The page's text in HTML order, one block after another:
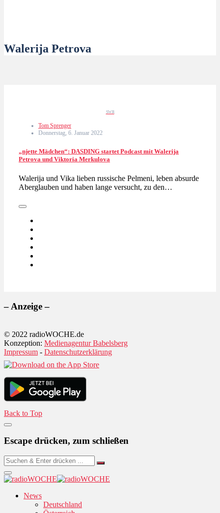
Walerija Petrova
SWR
Tom Sprenger
Donnerstag, 6. Januar 2022
„njette Mädchen“: DASDING startet Podcast mit Walerija
Petrova und Viktoria Merkulova
Walerija und Vika lieben russische Pelmeni, leben absurde
Aberglauben und haben lange versucht, zu den…
– Anzeige –
© 2022 radioWOCHE.de
Konzeption: Medienagentur Babelsberg
Impressum - Datenschutzerklärung
Back to Top
Escape drücken, zum schließen
News
Deutschland